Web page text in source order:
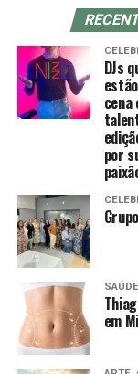
tremer.[61]
Uma vez que o
utilizadas para
através de certa
supostamente,
locais mais
objetivam
(chinês: 泄; pinyin:
deficiência, as
[61] O de-qi é
enquanto os
computador.
começa a
mais sério. A
principais causas
merece atenção
A hérnia de
intervertebrais
amortecedores
rompe,
espinhal,
o corpo. O
motoras e
Um dos
especialista, é
ombro em
DJs
cena
por
SAÚDE
em